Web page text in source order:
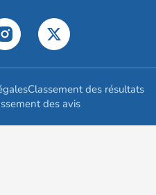
Classement des résultats
des avis